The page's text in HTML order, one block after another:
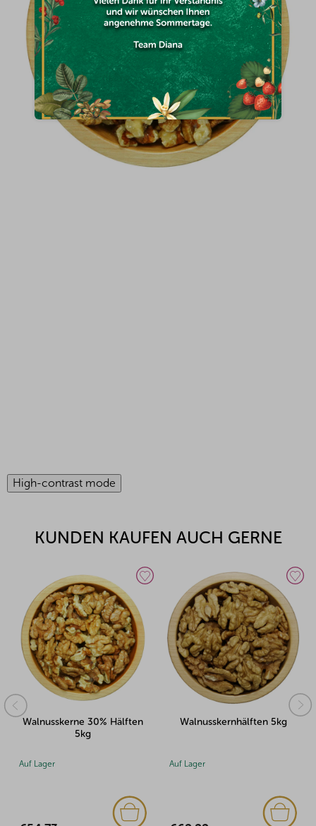
High-contrast mode
KUNDEN KAUFEN AUCH GERNE
Walnusskernhälften 5kg
Auf Lager
Walnusskerne Viertel LQ
Auf Lager